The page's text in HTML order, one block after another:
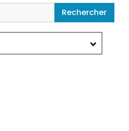
Rechercher